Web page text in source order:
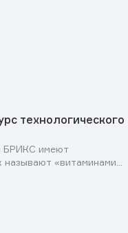
технологического
БРИКС имеют
«витаминами...